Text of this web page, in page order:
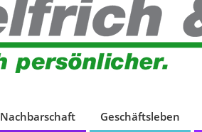
Nachbarschaft Geschäftsleben